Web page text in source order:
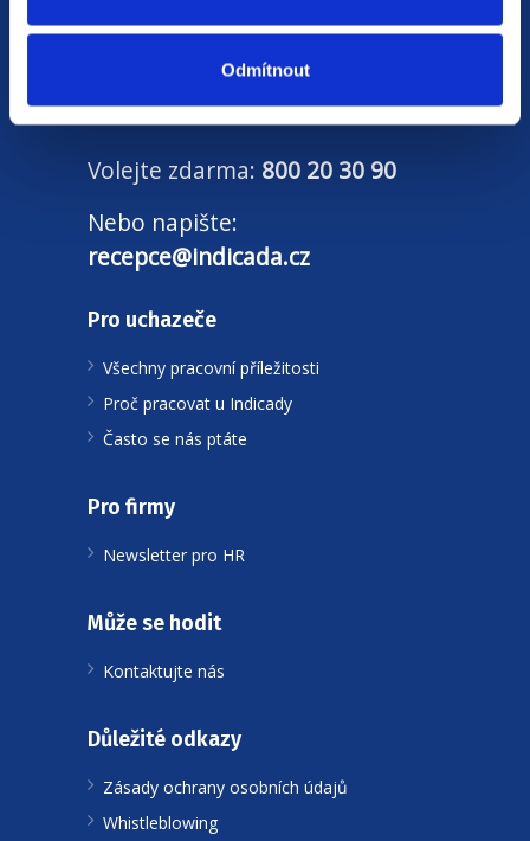
Odmítnout
tisíc uchazečů o práci. Průměrně nás hodnotí
známkou4,7 z 5.
Volejte zdarma: 800 20 30 90
Nebo napište:
recepce@indicada.cz
Pro uchazeče
Všechny pracovní příležitosti
Proč pracovat u Indicady
Často se nás ptáte
Pro firmy
Newsletter pro HR
Může se hodit
Kontaktujte nás
Důležité odkazy
Zásady ochrany osobních údajů
Whistleblowing